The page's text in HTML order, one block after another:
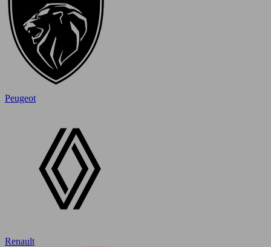
Peugeot
Renault